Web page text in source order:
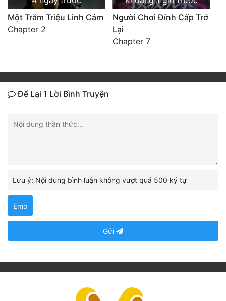
Một Trăm Triệu Linh Cảm
Chapter 2
Người Chơi Đỉnh Cấp Trở
Lại
Chapter 7
Để Lại 1 Lời Bình Truyện
Lưu ý: Nội dung bình luận không vượt quá 500 ký tự
Emo
Gửi